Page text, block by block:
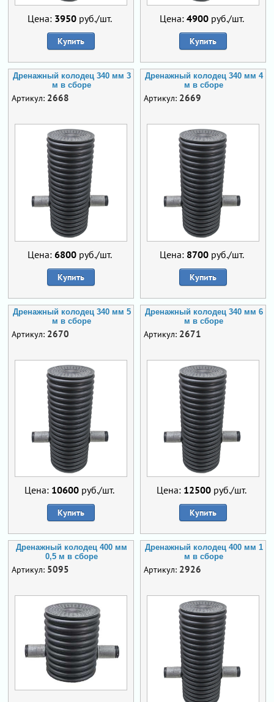
Цена: 3950руб./шт.
Купить
Цена: 4900руб./шт.
Купить
Дренажный колодец 340 мм 3
м в сборе
Артикул: 2668
Цена: 6800руб./шт.
Купить
Дренажный колодец 340 мм 4
м в сборе
Артикул: 2669
Цена: 8700руб./шт.
Купить
Дренажный колодец 340 мм 5
м в сборе
Артикул: 2670
Цена: 10600 руб./шт.
Купить
Дренажный колодец 340 мм 6
м в сборе
Артикул: 2671
Цена: 12500 руб./шт.
Купить
Дренажный колодец 400 мм
0,5 м в сборе
Артикул: 5095
Дренажный колодец 400 мм 1
м в сборе
Артикул: 2926